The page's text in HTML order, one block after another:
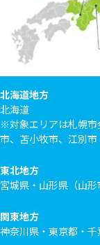
北海道地方
北海道
※対象エリアは札幌市
市、苫小牧市、江別市
東北地方
宮城県・山形県（山形
関東地方
神奈川県・東京都・